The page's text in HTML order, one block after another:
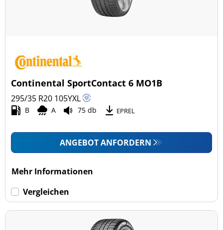
Continental SportContact 6 MO1B
295/35 R20 105YXL
B A 75 db EPREL
ANGEBOT ANFORDERN
Mehr Informationen
Vergleichen